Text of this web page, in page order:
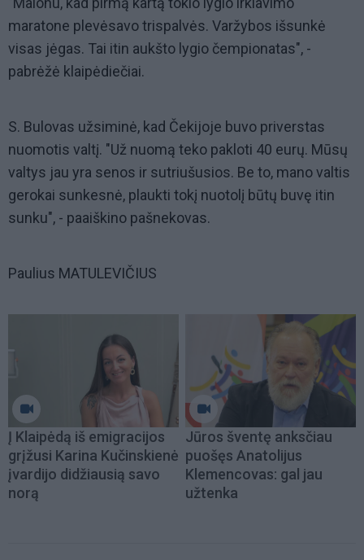
maratone plevėsavo trispalvės. Varžybos išsunkė
visas jėgas. Tai itin aukšto lygio čempionatas", -
pabrėžė klaipėdiečiai.
S. Bulovas užsiminė, kad Čekijoje buvo priverstas
nuomotis valtį. "Už nuomą teko pakloti 40 eurų. Mūsų
valtys jau yra senos ir sutriušusios. Be to, mano valtis
gerokai sunkesnė, plaukti tokį nuotolį būtų buvę itin
sunku", - paaiškino pašnekovas.
Paulius MATULEVIČIUS
Į Klaipėdą iš emigracijos
grįžusi Karina Kučinskienė
įvardijo didžiausią savo
norą
Jūros šventę anksčiau
puošęs Anatolijus
Klemencovas: gal jau
užtenka